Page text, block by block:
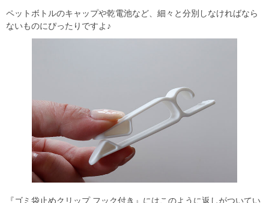
ペットボトルのキャップや乾電池など、細々と分別しなければなら
ないものにぴったりですよ♪
『ゴミ袋止めクリップ フック付き』にはこのように返しがついてい